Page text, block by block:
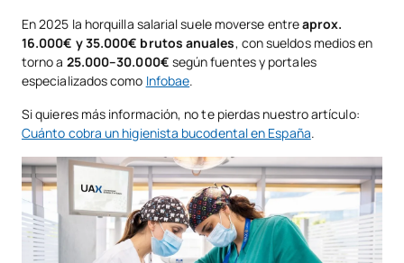
En 2025 la horquilla salarial suele moverse entreaprox.
16.000€ y 35.000€ brutos anuales, con sueldos medios en
torno a 25.000–30.000€ según fuentes y portales
especializados como Infobae.
Si quieres más información, no te pierdas nuestro artículo:
Cuánto cobra un higienista bucodental en España.